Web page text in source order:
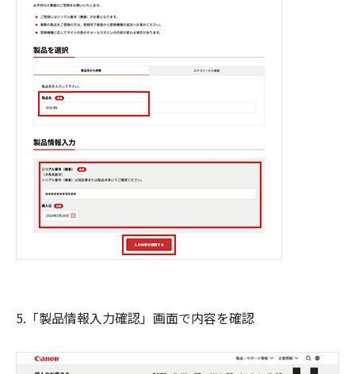
5.「製品情報入力確認」画面で内容を確認